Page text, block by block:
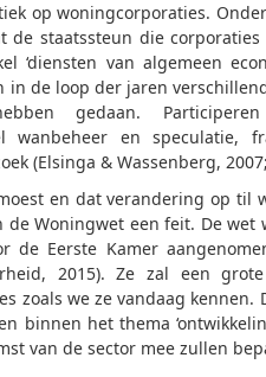
op woningcorporaties.
de staatssteun die
‘diensten van algemeen
in de loop der jaren
gedaan.
wanbeheer en
(Elsinga & Wassenberg,
en dat verandering op til
Woningwet een feit. De wet
de Eerste Kamer
2015). Ze zal een
zoals we ze vandaag
binnen het thema
van de sector mee zullen